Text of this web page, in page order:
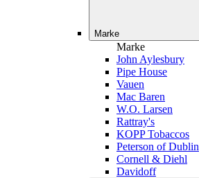
Marke
Marke
John Aylesbury
Pipe House
Vauen
Mac Baren
W.O. Larsen
Rattray's
KOPP Tobaccos
Peterson of Dublin
Cornell & Diehl
Davidoff